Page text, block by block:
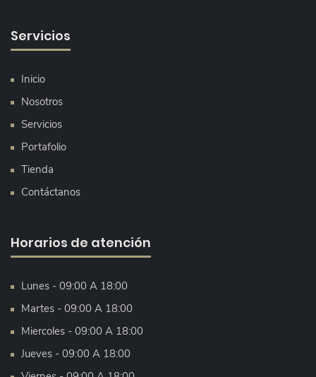
Servicios
Inicio
Nosotros
Servicios
Portafolio
Tienda
Contáctanos
Horarios de atención
Lunes - 09:00 A 18:00
Martes - 09:00 A 18:00
Miercoles - 09:00 A 18:00
Jueves - 09:00 A 18:00